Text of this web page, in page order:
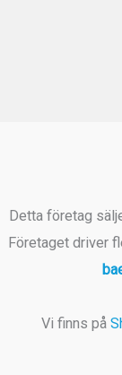
Detta företag
Företaget driver
Vi finns på